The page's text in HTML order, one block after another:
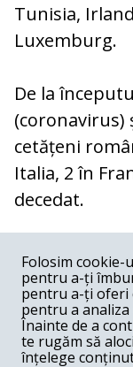
Tunisia,
Luxemburg.
De la
(coronavirus)
cetățeni
Italia, 2 în
decedat.
COMENTARII
Nume
Email
Folosim
pentru a-ți
pentru a-ți oferi
pentru a
Înainte de a
te rugăm să
înțelege